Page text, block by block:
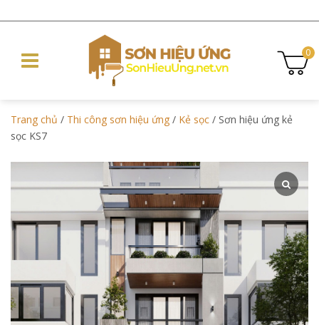
0
Trang chủ / Thi công sơn hiệu ứng / Kẻ sọc / Sơn hiệu ứng kẻ
sọc KS7